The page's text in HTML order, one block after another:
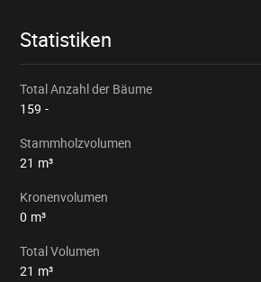
Statistiken
Total Anzahl der Bäume
159 -
Stammholzvolumen
21 m³
Kronenvolumen
0 m³
Total Volumen
21 m³